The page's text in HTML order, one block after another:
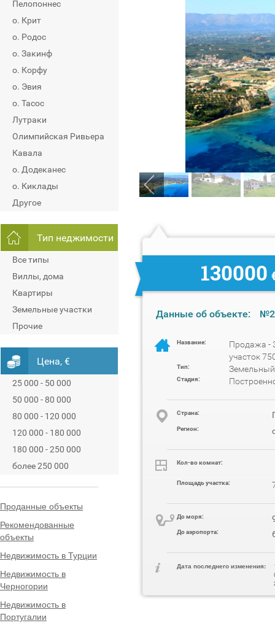
Пелопоннес
о. Крит
о. Родос
о. Закинф
о. Корфу
о. Эвия
о. Тасос
Лутраки
Олимпийская Ривьера
Кавала
о. Додеканес
о. Киклады
Другое
Тип неджимости
Все типы
Виллы, дома
Квартиры
Земельные участки
Прочие
Цена, €
25 000 - 50 000
50 000 - 80 000
80 000 - 120 000
120 000 - 180 000
180 000 - 250 000
более 250 000
Проданные объекты
Рекомендованные
объекты
Недвижимость в Турции
Недвижимость в
Черногории
Недвижимость в
Португалии
130000
Данные об объекте:
Название:
Продажа -
участок
Тип: Земельный
Стадия:
Cтрана:
Регион:
Кол-во комнат:
Площадь участка:
До моря:
До аэропорта:
Дата последнего изменения: